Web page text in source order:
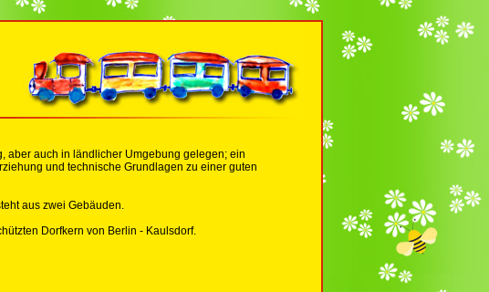
aber auch in ländlicher Umgebung gelegen; ein
und technische Grundlagen zu einer guten
aus zwei Gebäuden.
Dorfkern von Berlin - Kaulsdorf.